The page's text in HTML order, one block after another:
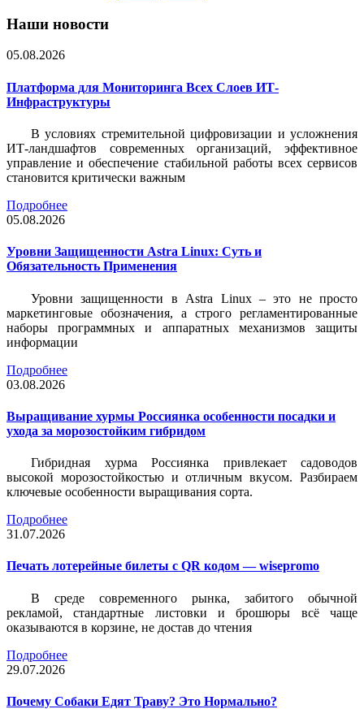
Наши новости
05.08.2026
Платформа для Мониторинга Всех Слоев ИТ-
Инфраструктуры
В условиях стремительной цифровизации и усложнения
ИТ-ландшафтов современных организаций, эффективное
управление и обеспечение стабильной работы всех сервисов
становится критически важным
Подробнее
05.08.2026
Уровни Защищенности Astra Linux: Суть и
Обязательность Применения
Уровни защищенности в Astra Linux – это не просто
маркетинговые обозначения, а строго регламентированные
наборы программных и аппаратных механизмов защиты
информации
Подробнее
03.08.2026
Выращивание хурмы Россиянка особенности посадки и
ухода за морозостойким гибридом
Гибридная хурма Россиянка привлекает садоводов
высокой морозостойкостью и отличным вкусом. Разбираем
ключевые особенности выращивания сорта.
Подробнее
31.07.2026
Печать лотерейные билеты c QR кодом — wisepromo
В среде современного рынка, забитого обычной
рекламой, стандартные листовки и брошюры всё чаще
оказываются в корзине, не достав до чтения
Подробнее
29.07.2026
Почему Собаки Едят Траву? Это Нормально?